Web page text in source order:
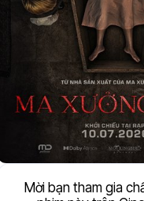
Mời bạn tham gia